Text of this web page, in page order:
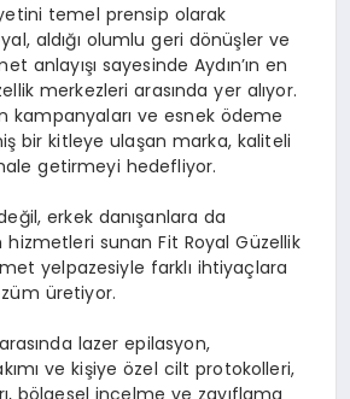
temel prensip olarak
aldığı olumlu geri dönüşler ve
anlayışı sayesinde Aydın’ın en
merkezleri arasında yer alıyor.
kampanyaları ve esnek ödeme
bir kitleye ulaşan marka, kaliteli
getirmeyi hedefliyor.
erkek danışanlara da
hizmetleri sunan Fit Royal Güzellik
yelpazesiyle farklı ihtiyaçlara
üretiyor.
lazer epilasyon,
ve kişiye özel cilt protokolleri,
bölgesel incelme ve zayıflama